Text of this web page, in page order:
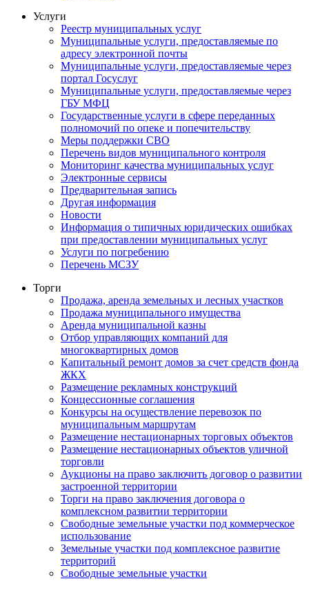
Услуги
Реестр муниципальных услуг
Муниципальные услуги, предоставляемые по
адресу электронной почты
Муниципальные услуги, предоставляемые через
портал Госуслуг
Муниципальные услуги, предоставляемые через
ГБУ МФЦ
Государственные услуги в сфере переданных
полномочий по опеке и попечительству
Меры поддержки СВО
Перечень видов муниципального контроля
Мониторинг качества муниципальных услуг
Электронные сервисы
Предварительная запись
Другая информация
Новости
Информация о типичных юридических ошибках
при предоставлении муниципальных услуг
Услуги по погребению
Перечень МСЗУ
Торги
Продажа, аренда земельных и лесных участков
Продажа муниципального имущества
Аренда муниципальной казны
Отбор управляющих компаний для
многоквартирных домов
Капитальный ремонт домов за счет средств фонда
ЖКХ
Размещение рекламных конструкций
Концессионные соглашения
Конкурсы на осуществление перевозок по
муниципальным маршрутам
Размещение нестационарных торговых объектов
Размещение нестационарных объектов уличной
торговли
Аукционы на право заключить договор о развитии
застроенной территории
Торги на право заключения договора о
комплексном развитии территории
Свободные земельные участки под коммерческое
использование
Земельные участки под комплексное развитие
территорий
Свободные земельные участки